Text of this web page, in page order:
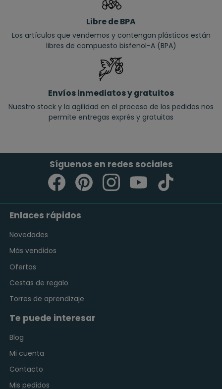
Libre de BPA
Los artículos que vendemos y contengan plásticos están
libres de compuesto bisfenol-A (BPA)
Envíos inmediatos y gratuitos
Nuestro stock y la agilidad en el proceso de los pedidos nos
permite entregas exprés y gratuitas
Síguenos en redes sociales
Enlaces rápidos
Novedades
Más vendidos
Ofertas
Cestas de regalo
Torres de aprendizaje
Te puede interesar
Blog
Mi cuenta
Contacto
Mis pedidos